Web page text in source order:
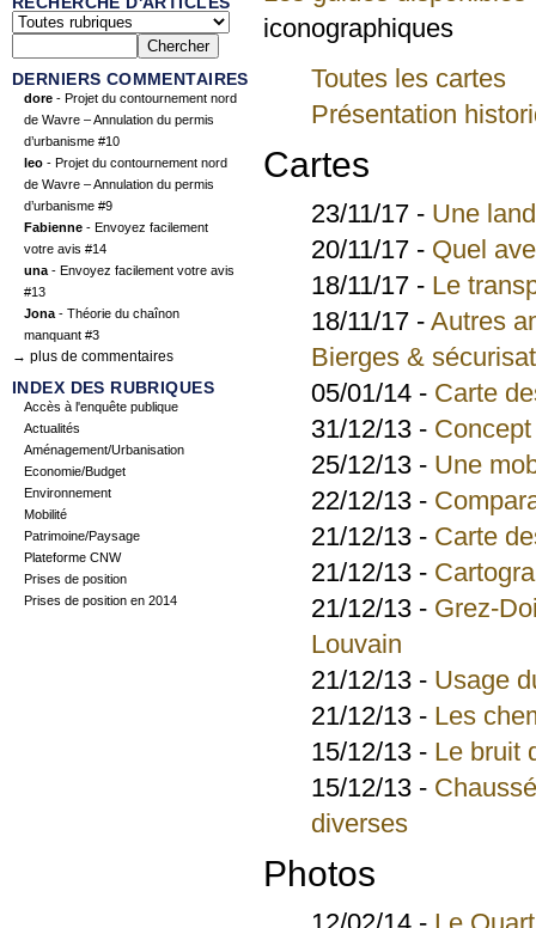
DERNIERS COMMENTAIRES
dore - Projet du contournement nord
de Wavre – Annulation du permis
d’urbanisme #10
leo - Projet du contournement nord
de Wavre – Annulation du permis
d’urbanisme #9
Fabienne - Envoyez facilement
votre avis #14
una - Envoyez facilement votre avis
#13
Jona - Théorie du chaînon
manquant #3
→ plus de commentaires
INDEX DES RUBRIQUES
Accès à l'enquête publique
Actualités
Aménagement/Urbanisation
Economie/Budget
Environnement
Mobilité
Patrimoine/Paysage
Plateforme CNW
Prises de position
Prises de position en 2014
iconographiques
Toutes les cartes
Présentation
Cartes
23/11/17 - Une
20/11/17 - Quel
18/11/17 - Le
18/11/17 - Autres
Bierges &
05/01/14 - Carte
31/12/13 -
25/12/13 - Une
22/12/13 -
21/12/13 - Carte
21/12/13 -
21/12/13 - Grez-
Louvain
21/12/13 - Usage
21/12/13 - Les
15/12/13 - Le bruit
15/12/13 -
diverses
Photos